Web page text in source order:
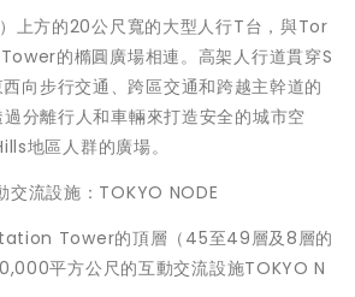
上方的20公尺寬的大型人行T台，與Tor
的橢圓廣場相連。高架人行道貫穿S
向步行交通、跨區交通和跨越主幹道的
分離行人和車輛來打造安全的城市空
地區人群的廣場。
交流設施：TOKYO NODE
Tower的頂層（45至49層及8層的
平方公尺的互動交流設施TOKYO N